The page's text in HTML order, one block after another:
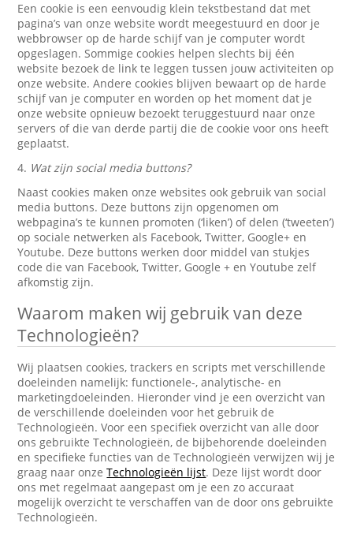
Een cookie is een eenvoudig klein tekstbestand dat met
pagina’s van onze website wordt meegestuurd en door je
webbrowser op de harde schijf van je computer wordt
opgeslagen. Sommige cookies helpen slechts bij één
website bezoek de link te leggen tussen jouw activiteiten op
onze website. Andere cookies blijven bewaart op de harde
schijf van je computer en worden op het moment dat je
onze website opnieuw bezoekt teruggestuurd naar onze
servers of die van derde partij die de cookie voor ons heeft
geplaatst.
4. Wat zijn social media buttons?
Naast cookies maken onze websites ook gebruik van social
media buttons. Deze buttons zijn opgenomen om
webpagina’s te kunnen promoten (‘liken’) of delen (‘tweeten’)
op sociale netwerken als Facebook, Twitter, Google+ en
Youtube. Deze buttons werken door middel van stukjes
code die van Facebook, Twitter, Google + en Youtube zelf
afkomstig zijn.
Waarom maken wij gebruik van deze
Technologieën?
Wij plaatsen cookies, trackers en scripts met verschillende
doeleinden namelijk: functionele-, analytische- en
marketingdoeleinden. Hieronder vind je een overzicht van
de verschillende doeleinden voor het gebruik de
Technologieën. Voor een specifiek overzicht van alle door
ons gebruikte Technologieën, de bijbehorende doeleinden
en specifieke functies van de Technologieën verwijzen wij je
graag naar onzeTechnologieën lijst. Deze lijst wordt door
ons met regelmaat aangepast om je een zo accuraat
mogelijk overzicht te verschaffen van de door ons gebruikte
Technologieën.